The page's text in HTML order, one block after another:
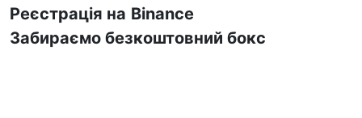
Реєстрація на Binance
Забираємо безкоштовний бокс